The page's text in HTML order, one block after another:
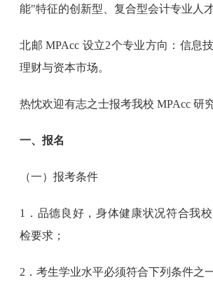
能"特征的创新型、复合型会计专业人才
北邮 MPAcc 设立2个专业方向：信息
理财与资本市场。
热忱欢迎有志之士报考我校 MPAcc 研
一、报名
（一）报考条件
1．品德良好，身体健康状况符合我
检要求；
2．考生学业水平必须符合下列条件之